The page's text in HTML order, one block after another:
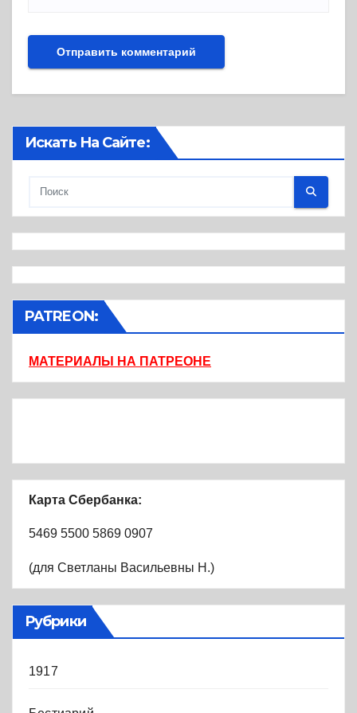
Искать На Сайте:
PATREON:
МАТЕРИАЛЫ НА ПАТРЕОНЕ
Карта Сбербанка:
5469 5500 5869 0907
(для Светланы Васильевны Н.)
Рубрики
1917